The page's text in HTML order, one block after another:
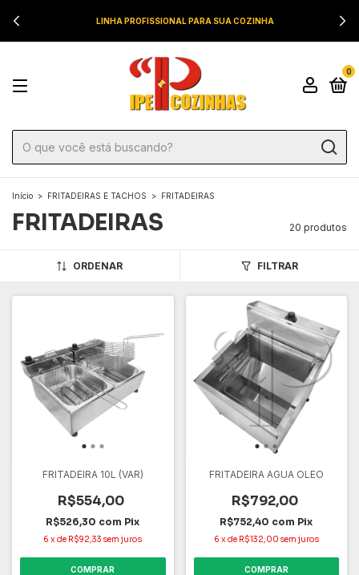
LINHA PROFISSIONAL PARA SUA COZINHA
0
Início > FRITADEIRAS E TACHOS > FRITADEIRAS
FRITADEIRAS 20 produtos
ORDENAR FILTRAR
FRITADEIRA 10L (VAR)
R$554,00
R$526,30 com Pix
6 xde R$92,33 sem juros
COMPRAR
FRITADEIRA AGUA OLEO
R$792,00
R$752,40 com Pix
6 x de R$132,00 sem juros
COMPRAR